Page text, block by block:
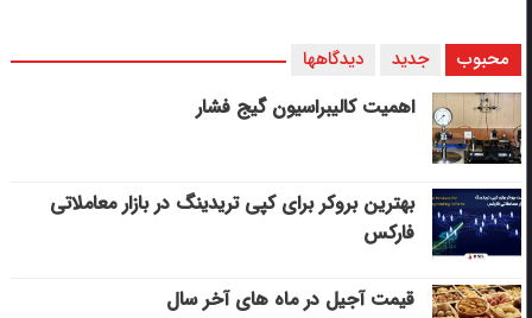
محبوب جدید دیدگاهها
اهمیت کالیبراسیون گیج فشار
بهترین بروکر برای کپی‌ تریدینگ در بازار معاملاتی
فارکس
قیمت آجیل در ماه های آخر سال